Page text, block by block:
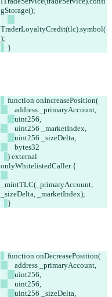
gStorage();
TraderLoyaltyCredit(tlc).symbol(
);
  }
  function onIncreasePosition(
    address _primaryAccount,
uint256,
    uint256 _marketIndex,
uint256 _sizeDelta,
    bytes32
) external
onlyWhitelistedCaller {
_mintTLC(_primaryAccount,
_sizeDelta, _marketIndex);
}
  function onDecreasePosition(
    address _primaryAccount,
uint256,
    uint256,
uint256 _sizeDelta,